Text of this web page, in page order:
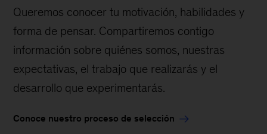
Queremos conocer tu motivación, habilidades y
forma de pensar. Compartiremos contigo
información sobre quiénes somos, nuestras
expectativas, el trabajo que realizarás y el
desarrollo que experimentarás.
Conoce nuestro proceso de selección